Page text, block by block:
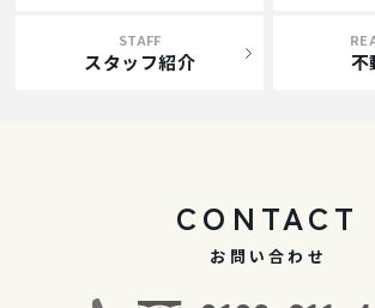
STAFF
スタッフ紹介 不
CONTACT
お問い合わせ